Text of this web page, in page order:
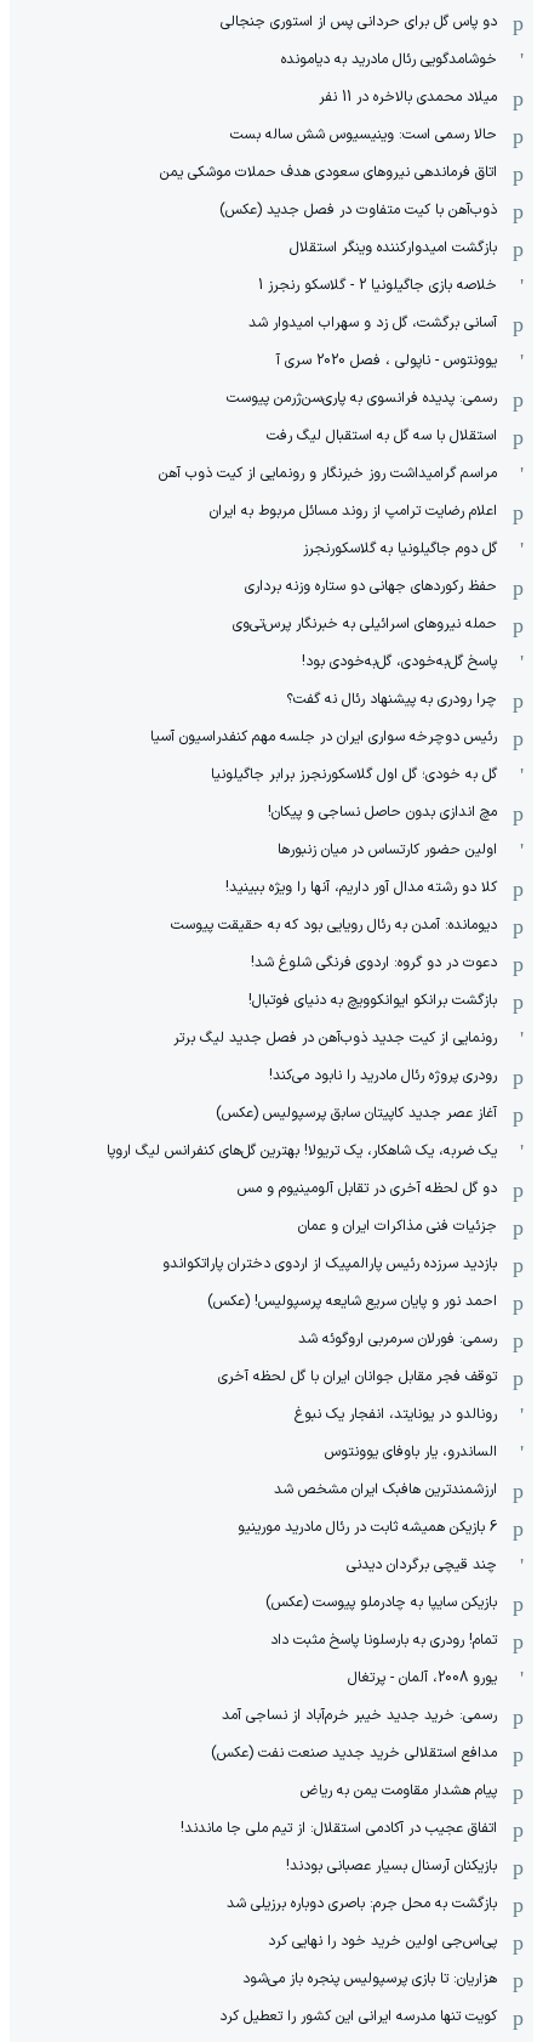
دو پاس گل برای حردانی پس از استوری جنجالی
خوشامدگویی رئال مادرید به دیامونده
میلاد محمدی بالاخره در 11 نفر
حالا رسمی است: وینیسیوس شش ساله بست
اتاق فرماندهی نیروهای سعودی هدف حملات موشکی یمن
ذوب‌آهن با کیت متفاوت در فصل جدید (عکس)
بازگشت امیدوارکننده وینگر استقلال
خلاصه بازی جاگیلونیا 2 - گلاسکو رنجرز 1
آسانی برگشت، گل زد و سهراب امیدوار شد
یوونتوس - ناپولی ، فصل 2020 سری آ
رسمی: پدیده فرانسوی به پاری‌سن‌ژرمن پیوست
استقلال با سه گل به استقبال لیگ رفت
مراسم گرامیداشت روز خبرنگار و رونمایی از کیت ذوب آهن
اعلام رضایت ترامپ از روند مسائل مربوط به ایران
گل دوم جاگیلونیا به گلاسکورنجرز
حفظ رکوردهای جهانی دو ستاره وزنه برداری
حمله نیروهای اسرائیلی به خبرنگار پرس‌تی‌وی
پاسخ گل‌به‌خودی، گل‌به‌خودی بود!
چرا رودری به پیشنهاد رئال نه گفت؟
رئیس دوچرخه سواری ایران در جلسه مهم کنفدراسیون آسیا
گل به خودی؛ گل اول گلاسکورنجرز برابر جاگیلونیا
مچ اندازی بدون حاصل نساجی و پیکان!
اولین حضور کارتساس در میان زنبورها
کلا دو‌ رشته مدال آور داریم، آنها را ویژه ببینید!
دیومانده: آمدن به رئال رویایی بود که به حقیقت پیوست
دعوت در دو گروه: اردوی فرنگی شلوغ شد!
بازگشت برانکو ایوانکوویچ به دنیای فوتبال!
رونمایی از کیت جدید ذوب‌آهن در فصل جدید لیگ برتر
رودری پروژه رئال مادرید را نابود می‌کند!
آغاز عصر جدید کاپیتان سابق پرسپولیس (عکس)
یک ضربه، یک شاهکار، یک تریولا! بهترین گل‌های کنفرانس لیگ اروپا
دو گل لحظه آخری در تقابل آلومینیوم و مس
جزئیات فنی مذاکرات ایران و عمان
بازدید سرزده رئیس پارالمپیک از اردوی دختران پاراتکواندو
احمد نور و پایان سریع شایعه پرسپولیس! (عکس)
رسمی: فورلان سرمربی اروگوئه شد
توقف فجر مقابل جوانان ایران با گل لحظه آخری
رونالدو در یونایتد، انفجار یک نبوغ
الساندرو، یار باوفای یوونتوس
ارزشمندترین هافبک ایران مشخص شد
6 بازیکن همیشه ثابت در رئال مادرید مورینیو
چند قیچی برگردان دیدنی
بازیکن سایپا به چادرملو پیوست (عکس)
تمام! رودری به بارسلونا پاسخ مثبت داد
یورو 2008، آلمان - پرتغال
رسمی: خرید جدید خیبر خرم‌آباد از نساجی آمد
مدافع استقلالی خرید جدید صنعت نفت (عکس)
پیام هشدار مقاومت یمن به ریاض
اتفاق عجیب در آکادمی استقلال: از تیم ملی جا ماندند!
بازیکنان آرسنال بسیار عصبانی بودند!
بازگشت به محل جرم: باصری دوباره برزیلی شد
پی‌اس‌جی اولین خرید خود را نهایی کرد
هزاریان: تا بازی پرسپولیس پنجره باز می‌شود
کویت تنها مدرسه ایرانی این کشور را تعطیل کرد